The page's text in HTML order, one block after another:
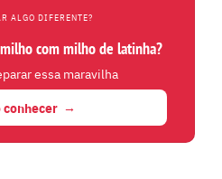
ALGO DIFERENTE?
com milho de latinha?
essa maravilha
conhecer